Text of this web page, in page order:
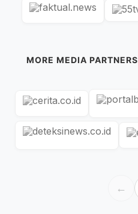
MORE MEDIA
←